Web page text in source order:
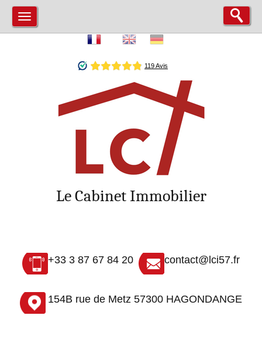
Le Cabinet Immobilier
+33 3 87 67 84 20 contact@lci57.fr
154B rue de Metz 57300 HAGONDANGE